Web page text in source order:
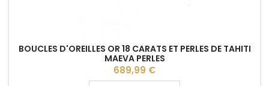
BOUCLES D'OREILLES OR 18 CARATS ET PERLES DE TAHITI
MAEVA PERLES
Prix
689,99 €